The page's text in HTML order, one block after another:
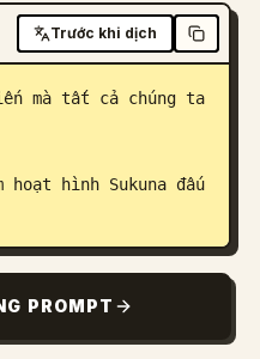
Trước khi dịch
mà tất cả chúng ta
hoạt hình Sukuna đấu
PROMPT